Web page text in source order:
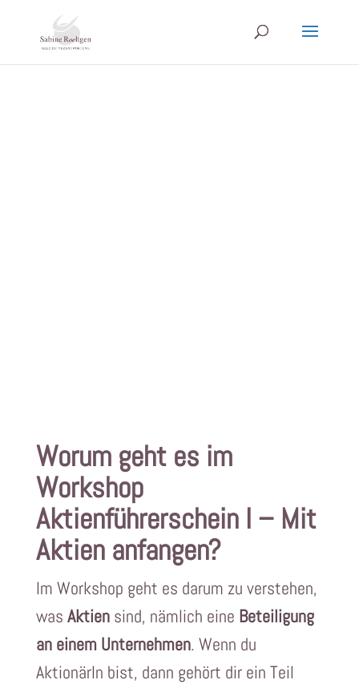
Worum geht es im
Workshop
Aktienführerschein I – Mit
Aktien anfangen?
Im Workshop geht es darum zu verstehen,
was Aktiensind, nämlich eine Beteiligung
an einem Unternehmen. Wenn du
AktionärIn bist, dann gehört dir ein Teil